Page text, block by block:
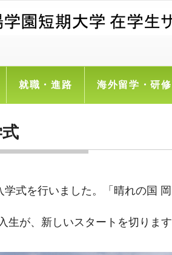
就職・進路 海外留学・研修
式を行いました。 「晴れの国
生が、新しいスタートを切ります